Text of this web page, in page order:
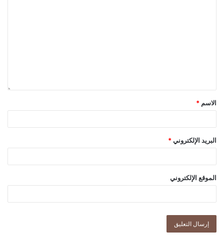
الاسم *
البريد الإلكتروني *
الموقع الإلكتروني